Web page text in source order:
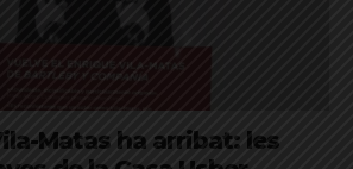
Matas ha arribat: les